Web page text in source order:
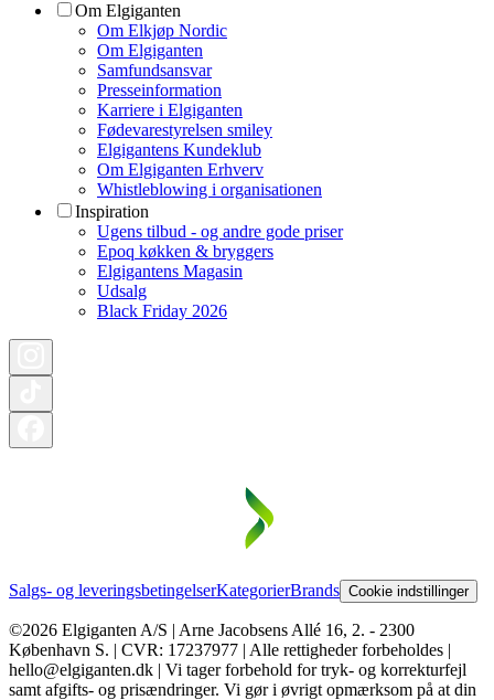
Om Elgiganten
Om Elkjøp Nordic
Om Elgiganten
Samfundsansvar
Presseinformation
Karriere i Elgiganten
Fødevarestyrelsen smiley
Elgigantens Kundeklub
Om Elgiganten Erhverv
Whistleblowing i organisationen
Inspiration
Ugens tilbud - og andre gode priser
Epoq køkken & bryggers
Elgigantens Magasin
Udsalg
Black Friday 2026
Salgs- og leveringsbetingelserKategorierBrands Cookie indstillinger
©2026 Elgiganten A/S | Arne Jacobsens Allé 16, 2. - 2300
København S. | CVR: 17237977 | Alle rettigheder forbeholdes |
hello@elgiganten.dk | Vi tager forbehold for tryk- og korrekturfejl
samt afgifts- og prisændringer. Vi gør i øvrigt opmærksom på at din